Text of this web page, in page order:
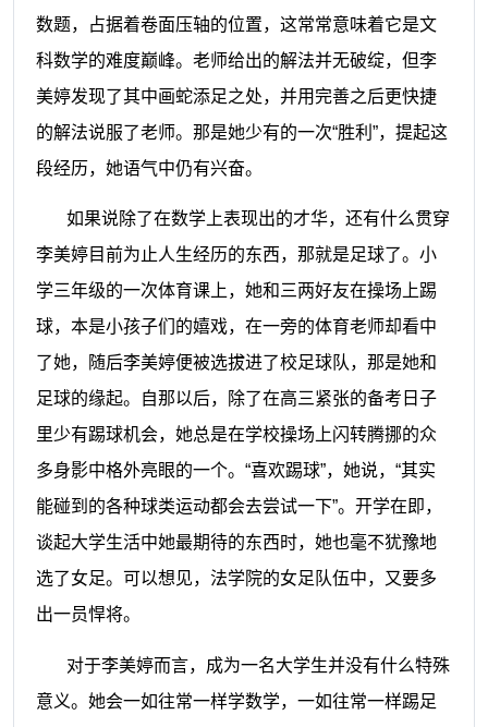
数题，占据着卷面压轴的位置，这常常意味着它是文
科数学的难度巅峰。老师给出的解法并无破绽，但李
美婷发现了其中画蛇添足之处，并用完善之后更快捷
的解法说服了老师。那是她少有的一次“胜利”，提起这
段经历，她语气中仍有兴奋。
如果说除了在数学上表现出的才华，还有什么贯穿
李美婷目前为止人生经历的东西，那就是足球了。小
学三年级的一次体育课上，她和三两好友在操场上踢
球，本是小孩子们的嬉戏，在一旁的体育老师却看中
了她，随后李美婷便被选拔进了校足球队，那是她和
足球的缘起。自那以后，除了在高三紧张的备考日子
里少有踢球机会，她总是在学校操场上闪转腾挪的众
多身影中格外亮眼的一个。“喜欢踢球”，她说，“其实
能碰到的各种球类运动都会去尝试一下”。开学在即，
谈起大学生活中她最期待的东西时，她也毫不犹豫地
选了女足。可以想见，法学院的女足队伍中，又要多
出一员悍将。
对于李美婷而言，成为一名大学生并没有什么特殊
意义。她会一如往常一样学数学，一如往常一样踢足